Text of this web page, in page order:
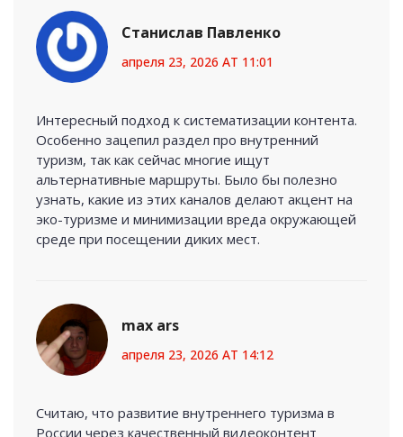
Станислав Павленко
апреля 23, 2026 AT 11:01
Интересный подход к систематизации контента.
Особенно зацепил раздел про внутренний
туризм, так как сейчас многие ищут
альтернативные маршруты. Было бы полезно
узнать, какие из этих каналов делают акцент на
эко-туризме и минимизации вреда окружающей
среде при посещении диких мест.
max ars
апреля 23, 2026 AT 14:12
Считаю, что развитие внутреннего туризма в
России через качественный видеоконтент